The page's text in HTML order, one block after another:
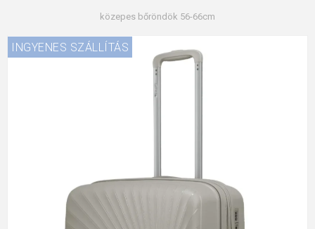
közepes bőröndök 56-66cm
INGYENES SZÁLLÍTÁS